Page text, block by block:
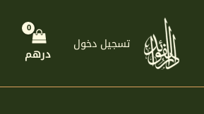
المحتوى
تسجيل دخول
درهم